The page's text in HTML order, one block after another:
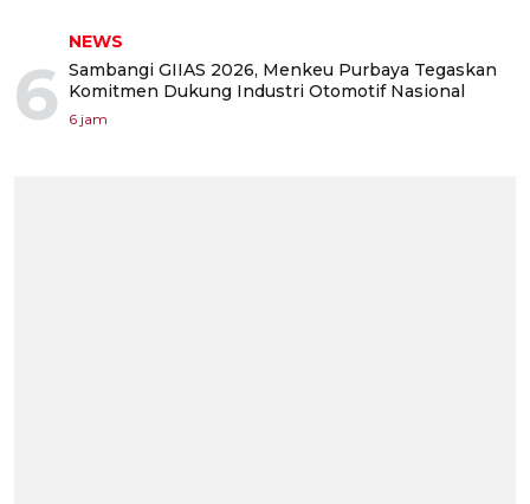
6
NEWS
Sambangi GIIAS 2026, Menkeu Purbaya Tegaskan
Komitmen Dukung Industri Otomotif Nasional
6 jam